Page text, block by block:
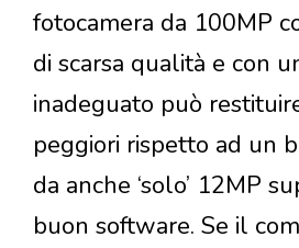
fotocamera da 100MP
di scarsa qualità e con
inadeguato può
peggiori rispetto ad un
da anche ‘solo’ 12MP
buon software. Se il